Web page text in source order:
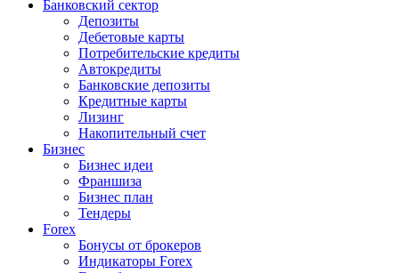
Банковский сектор
Депозиты
Дебетовые карты
Потребительские кредиты
Автокредиты
Банковские депозиты
Кредитные карты
Лизинг
Накопительный счет
Бизнес
Бизнес идеи
Франшиза
Бизнес план
Тендеры
Forex
Бонусы от брокеров
Индикаторы Forex